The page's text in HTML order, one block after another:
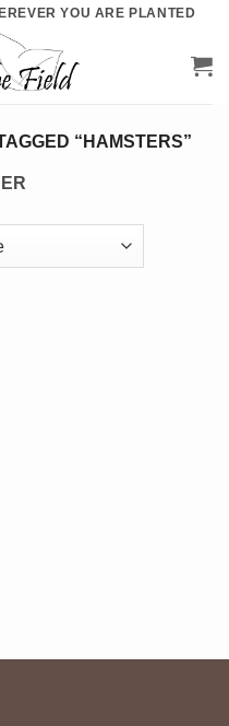
YOU ARE PLANTED
“HAMSTERS”